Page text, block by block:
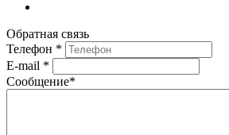
Обратная связь
Телефон *
E-mail *
Сообщение*